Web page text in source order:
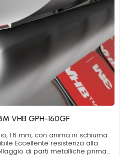
VHB GPH-160GF
1.6 mm, con anima in schiuma
Eccellente resistenza alla
di parti metalliche prima…